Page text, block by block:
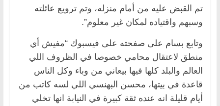
تم القبض عليه من أمام منزله، وتم ترويع عائلته
وسبهم واقتياده لمكان غير معلوم”.
وتابع بسام على صفحته على فيسبوك “مفيش أي
منطق لاعتقال محامي خصوصا في الظروف اللي
العالم والبلد كلها فيها بيعاني من وباء وكل الناس
قاعدة في بيتها، محسن البهنسي اللي لسه كاتب من
أيام قليلة انه عنده ثقة كبيرة في النيابة انها تخلي